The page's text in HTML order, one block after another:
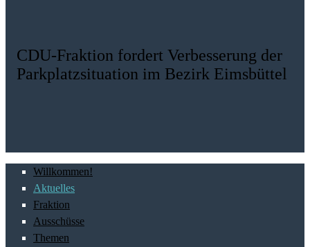
CDU-Fraktion fordert Verbesserung der
Parkplatzsituation im Bezirk Eimsbüttel
Willkommen!
Aktuelles
Fraktion
Ausschüsse
Themen